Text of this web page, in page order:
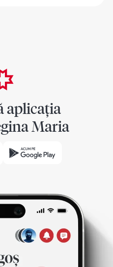
aplicația
Maria